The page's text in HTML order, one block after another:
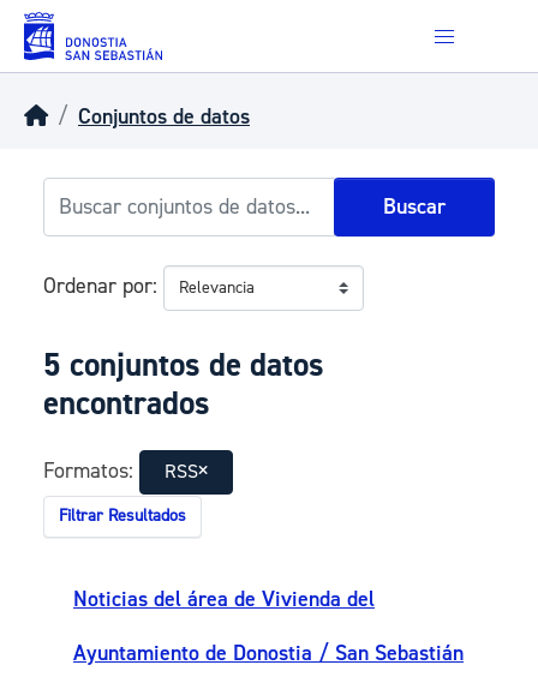
Skip to main content
Conjuntos de datos
Buscar
Ordenar por
5 conjuntos de datos
encontrados
Formatos: RSS
Filtrar Resultados
Noticias del área de Vivienda del
Ayuntamiento de Donostia / San Sebastián